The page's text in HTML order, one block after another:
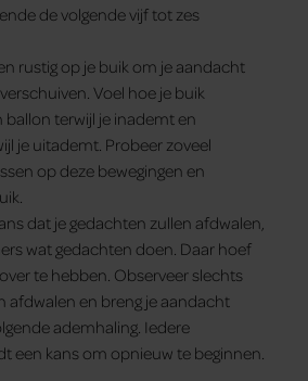
de volgende vijf tot zes
rustig op je buik om je aandacht
Voel hoe je buik
ballon terwijl je inademt en
je uitademt. Probeer zoveel
op deze bewegingen en
dat je gedachten zullen afdwalen,
wat gedachten doen. Daar hoef
te hebben. Observeer slechts
afdwalen en breng je aandacht
ademhaling. Iedere
een kans om opnieuw te beginnen.